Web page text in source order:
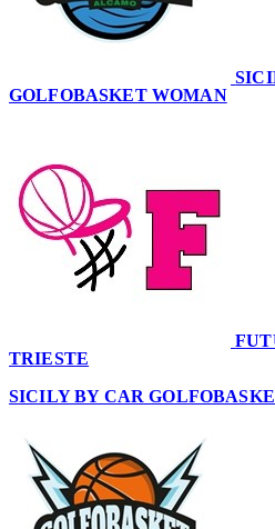
GOLFOBASKET WOMAN
TRIESTE
SICILY BY CAR